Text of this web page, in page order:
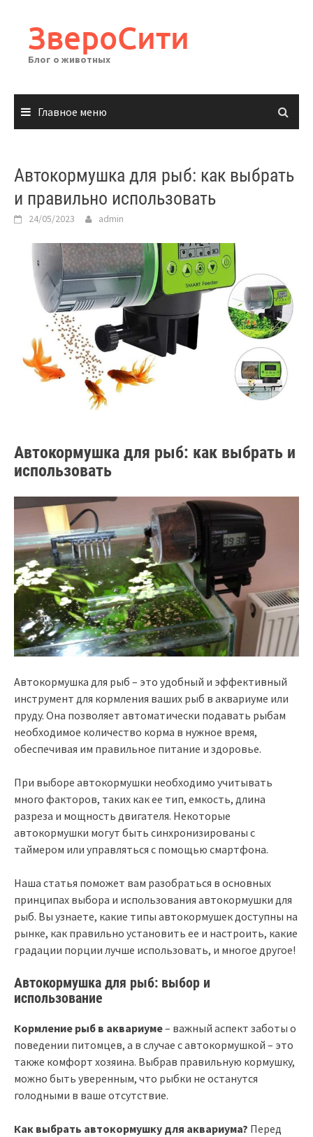
содержимому
ЗвероСити
Блог о животных
Главное меню
Автокормушка для рыб: как выбрать
и правильно использовать
24/05/2023 admin
Автокормушка для рыб: как выбрать и
использовать
Автокормушка для рыб – это удобный и эффективный
инструмент для кормления ваших рыб в аквариуме или
пруду. Она позволяет автоматически подавать рыбам
необходимое количество корма в нужное время,
обеспечивая им правильное питание и здоровье.
При выборе автокормушки необходимо учитывать
много факторов, таких как ее тип, емкость, длина
разреза и мощность двигателя. Некоторые
автокормушки могут быть синхронизированы с
таймером или управляться с помощью смартфона.
Наша статья поможет вам разобраться в основных
принципах выбора и использования автокормушки для
рыб. Вы узнаете, какие типы автокормушек доступны на
рынке, как правильно установить ее и настроить, какие
градации порции лучше использовать, и многое другое!
Автокормушка для рыб: выбор и
использование
Кормление рыб в аквариуме– важный аспект заботы о
поведении питомцев, а в случае с автокормушкой – это
также комфорт хозяина. Выбрав правильную кормушку,
можно быть уверенным, что рыбки не останутся
голодными в ваше отсутствие.
Как выбрать автокормушку для аквариума? Перед